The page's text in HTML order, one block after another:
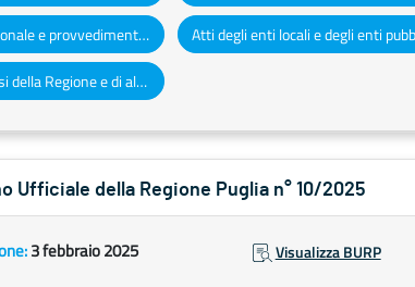
Corte Costituzionale e provvedimenti organi giurisdizionali
Altri atti e avvisi della Regione e di altri enti pubblici che interessano la collettività regionale
Ufficiale della Regione Puglia n° 10/2025
3 febbraio 2025 Visualizza BURP